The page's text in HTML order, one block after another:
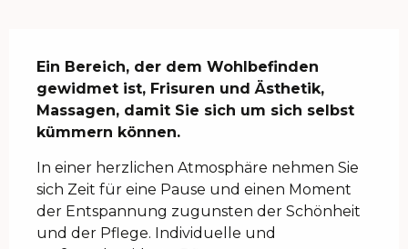
Ein Bereich, der dem Wohlbefinden
gewidmet ist, Frisuren und Ästhetik,
Massagen, damit Sie sich um sich selbst
kümmern können.
In einer herzlichen Atmosphäre nehmen Sie
sich Zeit für eine Pause und einen Moment
der Entspannung zugunsten der Schönheit
und der Pflege. Individuelle und